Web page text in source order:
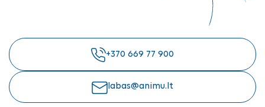
+370 669 77 900
labas@animu.lt